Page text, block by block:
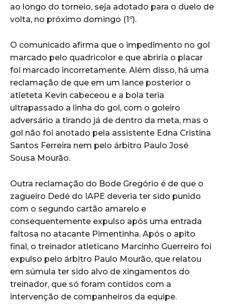
ao longo do torneio, seja adotado para o duelo de
volta, no próximo domingo (1º).
O comunicado afirma que o impedimento no gol
marcado pelo quadricolor e que abriria o placar
foi marcado incorretamente. Além disso, há uma
reclamação de que em um lance posterior o
atleteta Kevin cabeceou e a bola teria
ultrapassado a linha do gol, com o goleiro
adversário a tirando já de dentro da meta, mas o
gol não foi anotado pela assistente Edna Cristina
Santos Ferreira nem pelo árbitro Paulo José
Sousa Mourão.
Outra reclamação do Bode Gregório é de que o
zagueiro Dedé do IAPE deveria ter sido punido
com o segundo cartão amarelo e
consequentemente expulso após uma entrada
faltosa no atacante Pimentinha. Após o apito
final, o treinador atleticano Marcinho Guerreiro foi
expulso pelo árbitro Paulo Mourão, que relatou
em súmula ter sido alvo de xingamentos do
treinador, que só foram contidos com a
intervenção de companheiros da equipe.